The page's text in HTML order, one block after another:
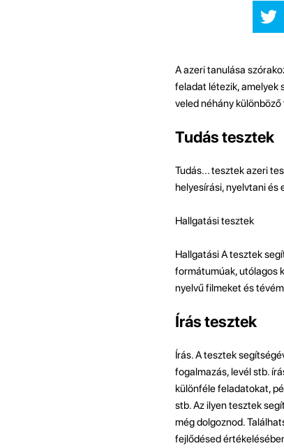
A azeri tanulása
feladat létezik, amelyek
veled néhány
Tudás tesztek
Tudás... tesztek azeri
helyesírási, nyelvtani és
Hallgatási tesztek
Hallgatási A tesztek
formátumúak, utólagos
nyelvű filmeket és
Írás tesztek
Írás. A tesztek
fogalmazás, levél stb.
különféle feladatokat,
stb. Az ilyen tesztek
még dolgoznod.
fejlődésed